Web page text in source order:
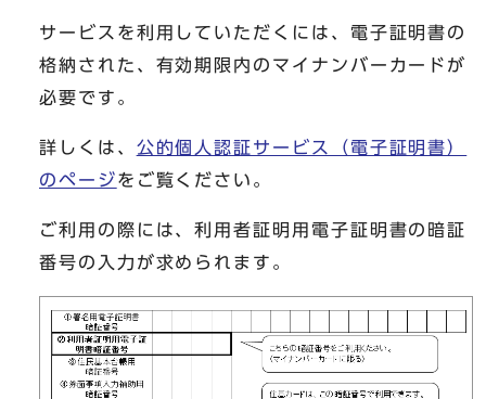
サービスを利用していただくには、電子証明書の
格納された、有効期限内のマイナンバーカードが
必要です。
詳しくは、 公的個人認証サービス（電子証明書）
のページをご覧ください。
ご利用の際には、利用者証明用電子証明書の暗証
番号の入力が求められます。